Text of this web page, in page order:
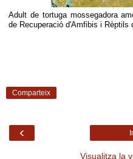
Adult de tortuga mossegadora
de Recuperació d'Amfibis i Rèptils
Comparteix
‹
Visualitza la